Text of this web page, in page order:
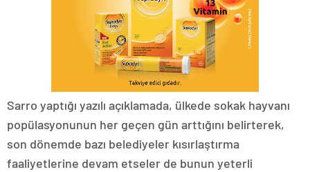
Sarro yaptığı yazılı açıklamada, ülkede sokak hayvanı
popülasyonunun her geçen gün arttığını belirterek,
son dönemde bazı belediyeler kısırlaştırma
faaliyetlerine devam etseler de bunun yeterli